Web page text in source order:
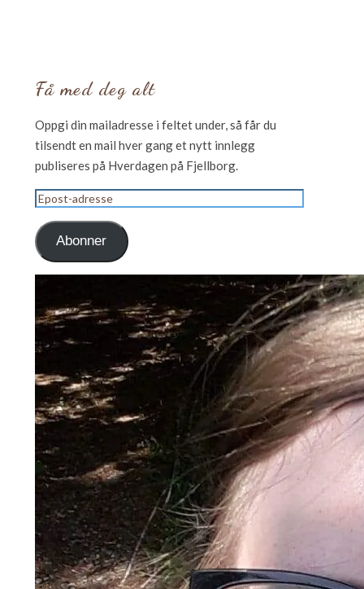
Få med deg alt
Oppgi din mailadresse i feltet under, så får du
tilsendt en mail hver gang et nytt innlegg
publiseres på Hverdagen på Fjellborg.
Epost-
adresse
Abonner